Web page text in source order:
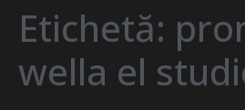
Etichetă:
wella el